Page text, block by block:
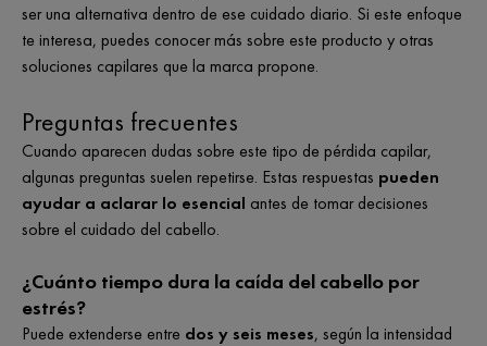
ser una alternativa dentro de ese cuidado diario. Si este enfoque
te interesa, puedes conocer más sobre este producto y otras
soluciones capilares que la marca propone.
Preguntas frecuentes
Cuando aparecen dudas sobre este tipo de pérdida capilar,
algunas preguntas suelen repetirse. Estas respuestas pueden
ayudar a aclarar lo esencial antes de tomar decisiones
sobre el cuidado del cabello.
¿Cuánto tiempo dura la caída del cabello por
estrés?
Puede extenderse entre dos y seis meses, según la intensidad